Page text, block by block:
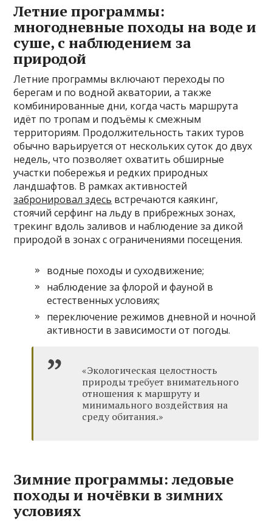
Летние программы:
многодневные походы на воде и
суше, с наблюдением за
природой
Летние программы включают переходы по
берегам и по водной акватории, а также
комбинированные дни, когда часть маршрута
идёт по тропам и подъёмы к смежным
территориям. Продолжительность таких туров
обычно варьируется от нескольких суток до двух
недель, что позволяет охватить обширные
участки побережья и редких природных
ландшафтов. В рамках активностей
забронировал здесь встречаются каякинг,
стоячий серфинг на льду в прибрежных зонах,
трекинг вдоль заливов и наблюдение за дикой
природой в зонах с ограничениями посещения.
водные походы и суходвижение;
наблюдение за флорой и фауной в
естественных условиях;
переключение режимов дневной и ночной
активности в зависимости от погоды.
«Экологическая целостность
природы требует внимательного
отношения к маршруту и
минимального воздействия на
среду обитания.»
Зимние программы: ледовые
походы и ночёвки в зимних
условиях